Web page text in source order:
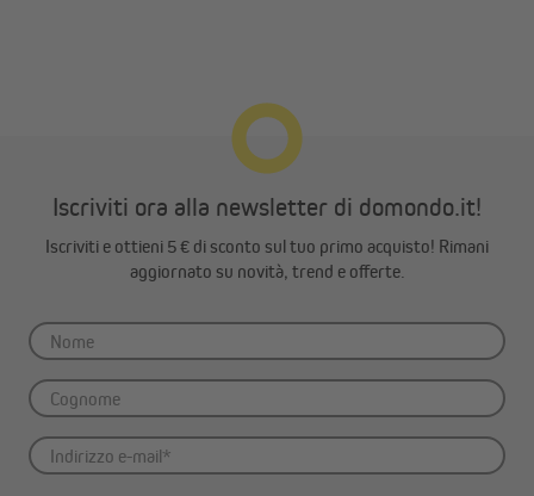
Iscriviti ora alla newsletter di domondo.it!
Iscriviti e ottieni 5 € di sconto sul tuo primo acquisto! Rimani
aggiornato su novità, trend e offerte.